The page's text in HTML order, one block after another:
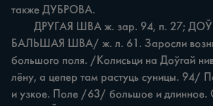
также ДУБРОВА.
БАЛЬШАЯ ШВА/ ж. л. 61. Заросли
большого поля. /Колисьци на Доўгай
лёну, а цепер там растуць суницы. 94/
и узкое. Поле /63/ большое и